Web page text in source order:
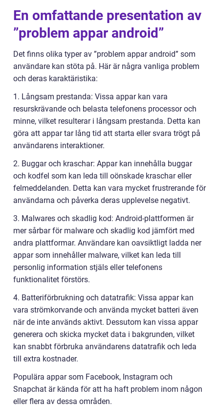
En omfattande presentation av
”problem appar android”
Det finns olika typer av ”problem appar android” som
användare kan stöta på. Här är några vanliga problem
och deras karaktäristika:
1. Långsam prestanda: Vissa appar kan vara
resurskrävande och belasta telefonens processor och
minne, vilket resulterar i långsam prestanda. Detta kan
göra att appar tar lång tid att starta eller svara trögt på
användarens interaktioner.
2. Buggar och kraschar: Appar kan innehålla buggar
och kodfel som kan leda till oönskade kraschar eller
felmeddelanden. Detta kan vara mycket frustrerande för
användarna och påverka deras upplevelse negativt.
3. Malwares och skadlig kod: Android-plattformen är
mer sårbar för malware och skadlig kod jämfört med
andra plattformar. Användare kan oavsiktligt ladda ner
appar som innehåller malware, vilket kan leda till
personlig information stjäls eller telefonens
funktionalitet förstörs.
4. Batteriförbrukning och datatrafik: Vissa appar kan
vara strömkorvande och använda mycket batteri även
när de inte används aktivt. Dessutom kan vissa appar
generera och skicka mycket data i bakgrunden, vilket
kan snabbt förbruka användarens datatrafik och leda
till extra kostnader.
Populära appar som Facebook, Instagram och
Snapchat är kända för att ha haft problem inom någon
eller flera av dessa områden.